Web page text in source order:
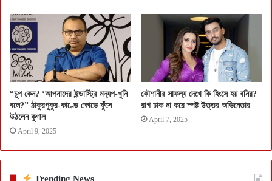
“চুপ কেন? ‘আপনাদের ইন্ডাস্ট্রি মদ্যপ-খুনি
বলে?” ঠাকুরপুকুর-কাণ্ডে ক্ষোভে ফুঁসে
উঠলেন কুণাল
April 9, 2025
কৌশানীর সাফল্য দেখে কি হিংসে হয় বনির?
রাগ ঢাক না করে স্পষ্ট উত্তর অভিনেতার
April 7, 2025
Trending News